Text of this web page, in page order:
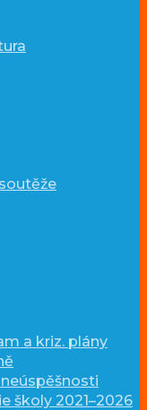
a kriz. plány
školy 2021–2026